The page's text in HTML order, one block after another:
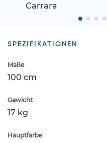
Carrara
SPEZIFIKATIONEN
Maße
100 cm
Gewicht
17 kg
Hauptfarbe